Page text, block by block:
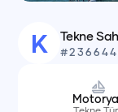
K Tekne
#